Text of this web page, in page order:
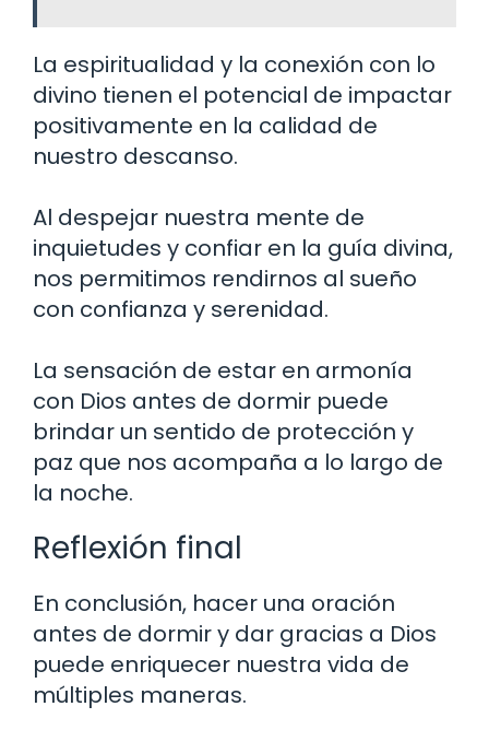
La espiritualidad y la conexión con lo
divino tienen el potencial de impactar
positivamente en la calidad de
nuestro descanso.
Al despejar nuestra mente de
inquietudes y confiar en la guía divina,
nos permitimos rendirnos al sueño
con confianza y serenidad.
La sensación de estar en armonía
con Dios antes de dormir puede
brindar un sentido de protección y
paz que nos acompaña a lo largo de
la noche.
Reflexión final
En conclusión, hacer una oración
antes de dormir y dar gracias a Dios
puede enriquecer nuestra vida de
múltiples maneras.